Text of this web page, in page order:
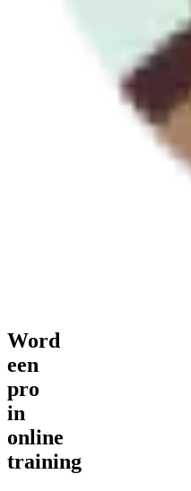
Word
een
pro
in
online
training